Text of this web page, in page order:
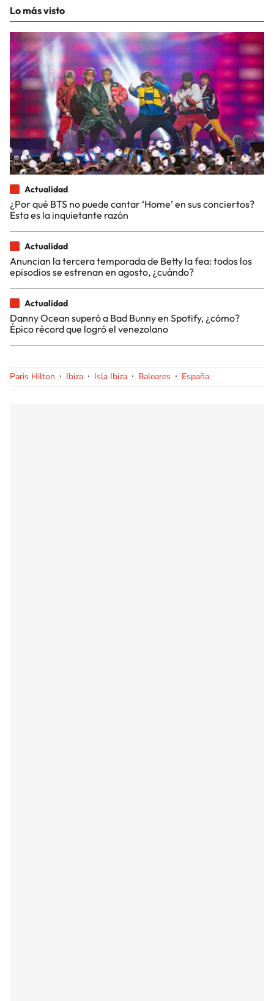
Lo más visto
Actualidad
¿Por qué BTS no puede cantar ‘Home’ en sus conciertos?
Esta es la inquietante razón
Actualidad
Anuncian la tercera temporada de Betty la fea: todos los
episodios se estrenan en agosto, ¿cuándo?
Actualidad
Danny Ocean superó a Bad Bunny en Spotify, ¿cómo?
Épico récord que logró el venezolano
Paris Hilton Ibiza Isla Ibiza Baleares España